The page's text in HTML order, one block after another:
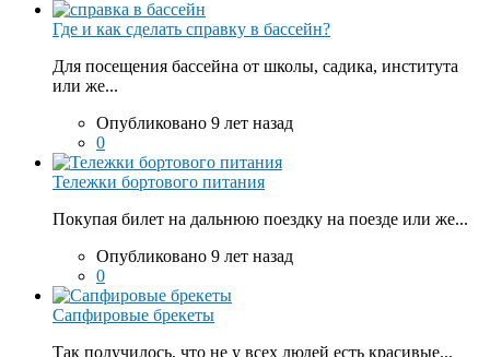
Где и как сделать справку в бассейн?
Для посещения бассейна от школы, садика, института
или же...
Опубликовано 9 лет назад
0
Тележки бортового питания
Покупая билет на дальнюю поездку на поезде или же...
Опубликовано 9 лет назад
0
Сапфировые брекеты
Так получилось, что не у всех людей есть красивые...